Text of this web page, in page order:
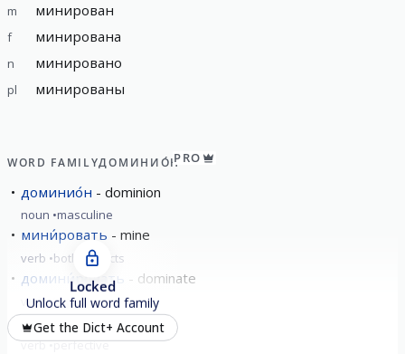
m минирован
f минирована
n минировано
pl минированы
WORD FAMILYДОМИНИО́НPRO
доминио́н dominion
noun masculine
мини́ровать mine
verb both aspects
домини́ровать dominate
verb imperfective
замини́ровать mine
verb perfective
Locked
Unlock full word family
Get the Dict+ Account